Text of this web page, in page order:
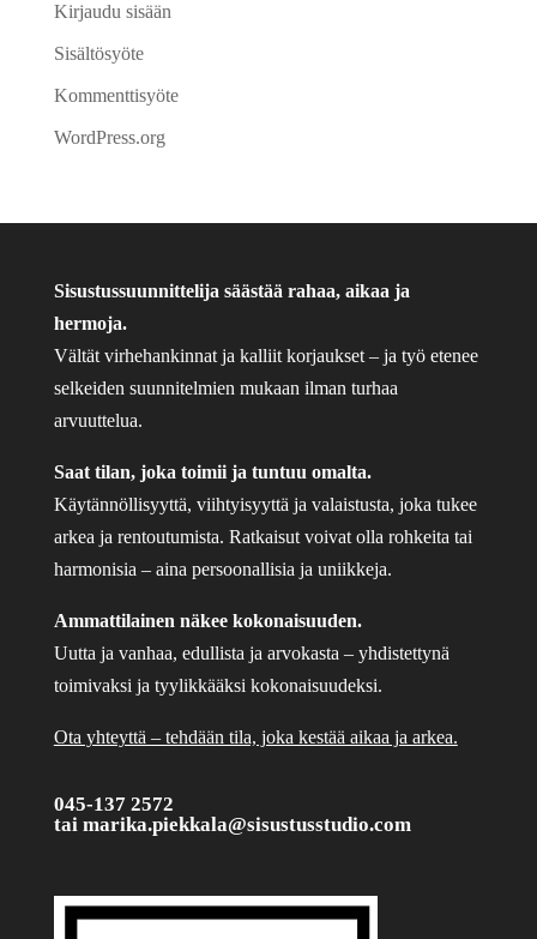
Kirjaudu sisään
Sisältösyöte
Kommenttisyöte
WordPress.org
Sisustussuunnittelija säästää rahaa, aikaa ja
hermoja.
Vältät virhehankinnat ja kalliit korjaukset – ja työ etenee
selkeiden suunnitelmien mukaan ilman turhaa
arvuuttelua.
Saat tilan, joka toimii ja tuntuu omalta.
Käytännöllisyyttä, viihtyisyyttä ja valaistusta, joka tukee
arkea ja rentoutumista. Ratkaisut voivat olla rohkeita tai
harmonisia – aina persoonallisia ja uniikkeja.
Ammattilainen näkee kokonaisuuden.
Uutta ja vanhaa, edullista ja arvokasta – yhdistettynä
toimivaksi ja tyylikkääksi kokonaisuudeksi.
Ota yhteyttä – tehdään tila, joka kestää aikaa ja arkea.
045-137 2572
tai marika.piekkala@sisustusstudio.com